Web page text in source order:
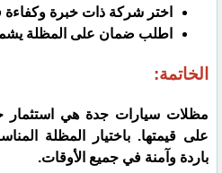
اختر شركة ذات خبرة
اطلب ضمان على المظلة
الخاتمة:
مظلات سيارات جدة هي استثمار
على قيمتها. باختيار المظلة
باردة وآمنة في جميع الأوقات.